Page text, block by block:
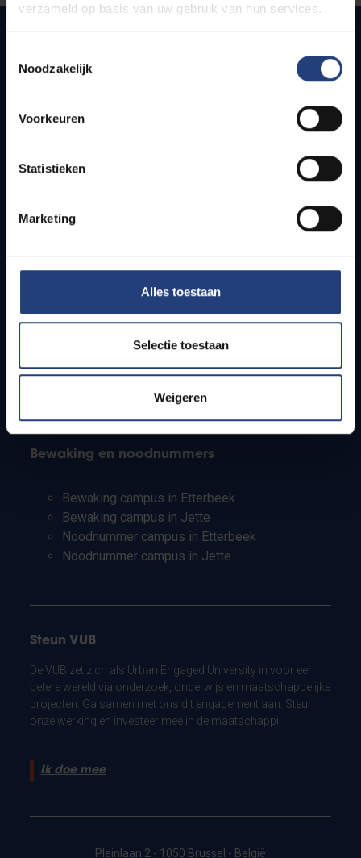
verzameld op basis van uw gebruik van hun services.
Noodzakelijk
Voorkeuren
Statistieken
Marketing
Alles toestaan
Selectie toestaan
Weigeren
Snel naar
Bereikbaarheid
Studenten
PhD-studenten
Leerkrachten en secundaire scholen
Bewaking en noodnummers
Bewaking campus in Etterbeek
Bewaking campus in Jette
Noodnummer campus in Etterbeek
Noodnummer campus in Jette
Steun VUB
De VUB zet zich als Urban Engaged University in voor een
betere wereld via onderzoek, onderwijs en maatschappelijke
projecten. Ga samen met ons dit engagement aan. Steun
onze werking en investeer mee in de maatschappij.
Ik doe mee
Pleinlaan 2 - 1050 Brussel - België